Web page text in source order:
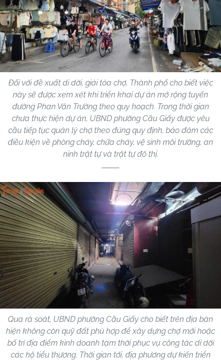
Đối với đề xuất di dời, giải tỏa chợ, Thành phố cho biết việc
này sẽ được xem xét khi triển khai dự án mở rộng tuyến
đường Phan Văn Trường theo quy hoạch. Trong thời gian
chưa thực hiện dự án, UBND phường Cầu Giấy được yêu
cầu tiếp tục quản lý chợ theo đúng quy định, bảo đảm các
điều kiện về phòng cháy, chữa cháy, vệ sinh môi trường, an
ninh trật tự và trật tự đô thị.
Qua rà soát, UBND phường Cầu Giấy cho biết trên địa bàn
hiện không còn quỹ đất phù hợp để xây dựng chợ mới hoặc
bố trí địa điểm kinh doanh tạm thời phục vụ công tác di dời
các hộ tiểu thương. Thời gian tới, địa phương dự kiến triển